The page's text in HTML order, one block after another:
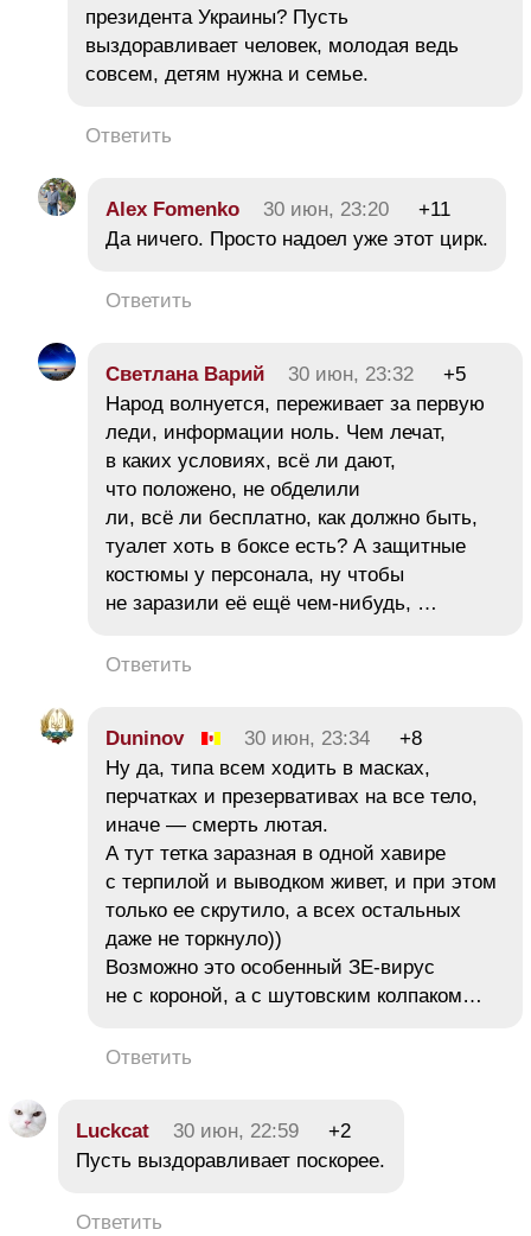
президента Украины? Пусть
выздоравливает человек, молодая ведь
совсем, детям нужна и семье.
Ответить
Alex Fomenko 30 июн, 23:20
+11
Да ничего. Просто надоел уже этот цирк.
Ответить
Светлана Варий 30 июн, 23:32
+5
Народ волнуется, переживает за первую
леди, информации ноль. Чем лечат,
в каких условиях, всё ли дают,
что положено, не обделили
ли, всё ли бесплатно, как должно быть,
туалет хоть в боксе есть? А защитные
костюмы у персонала, ну чтобы
не заразили её ещё чем-нибудь, …
Ответить
Duninov 30 июн, 23:34
+8
Ну да, типа всем ходить в масках,
перчатках и презервативах на все тело,
иначе — смерть лютая.
А тут тетка заразная в одной хавире
с терпилой и выводком живет, и при этом
только ее скрутило, а всех остальных
даже не торкнуло))
Возможно это особенный ЗЕ-вирус
не с короной, а с шутовским колпаком…
Ответить
Luckcat 30 июн, 22:59
+2
Пусть выздоравливает поскорее.
Ответить